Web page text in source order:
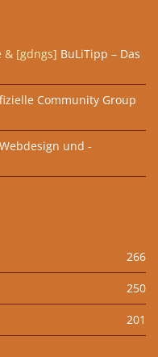
& [gdngs] BuLiTipp – Das
Community Group
und -
266
250
201